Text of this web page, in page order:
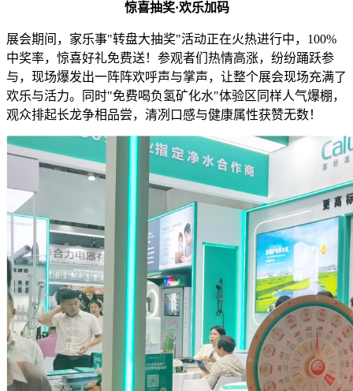
惊喜抽奖·欢乐加码
展会期间，家乐事"转盘大抽奖"活动正在火热进行中，100%
中奖率，惊喜好礼免费送！参观者们热情高涨，纷纷踊跃参
与，现场爆发出一阵阵欢呼声与掌声，让整个展会现场充满了
欢乐与活力。同时"免费喝负氢矿化水"体验区同样人气爆棚，
观众排起长龙争相品尝，清冽口感与健康属性获赞无数！